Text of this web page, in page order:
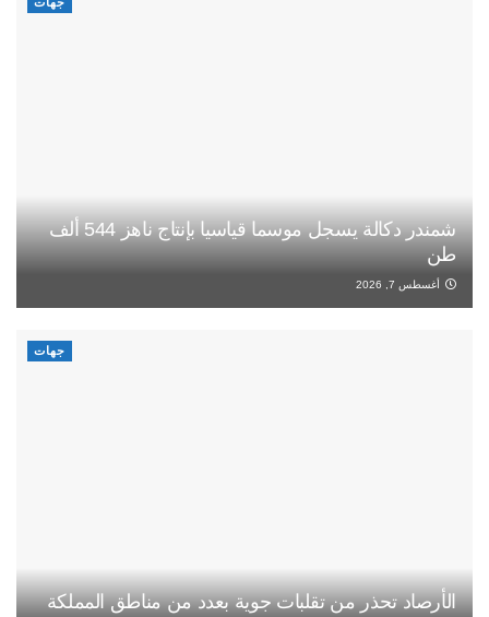
شمندر دكالة يسجل موسما قياسيا بإنتاج ناهز 544 ألف
طن
أغسطس 7, 2026
جهات
الأرصاد تحذر من تقلبات جوية بعدد من مناطق المملكة